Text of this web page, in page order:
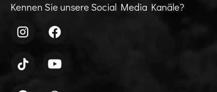
Kennen Sie unsere Social Media Kanäle?